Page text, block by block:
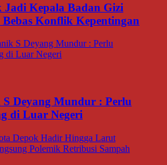
Kepala Badan Gizi
Bebas Konflik Kepentingan
Deyang Mundur : Perlu
di Luar Negeri